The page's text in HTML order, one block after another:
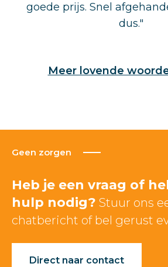
goede prijs. Snel
dus."
Meer lovende
Geen zorgen
Heb je een vraag of
hulp nodig? Stuur ons
chatbericht of bel gerust
Direct naar contact